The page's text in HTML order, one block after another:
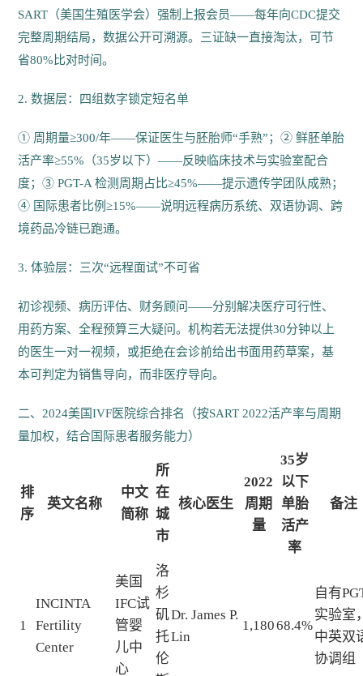
SART（美国生殖医学会）强制上报会员——每年向CDC提交
完整周期结局，数据公开可溯源。三证缺一直接淘汰，可节
省80%比对时间。
2. 数据层：四组数字锁定短名单
① 周期量≥300/年——保证医生与胚胎师“手熟”；② 鲜胚单胎
活产率≥55%（35岁以下）——反映临床技术与实验室配合
度；③ PGT-A 检测周期占比≥45%——提示遗传学团队成熟；
④ 国际患者比例≥15%——说明远程病历系统、双语协调、跨
境药品冷链已跑通。
3. 体验层：三次“远程面试”不可省
初诊视频、病历评估、财务顾问——分别解决医疗可行性、
用药方案、全程预算三大疑问。机构若无法提供30分钟以上
的医生一对一视频，或拒绝在会诊前给出书面用药草案，基
本可判定为销售导向，而非医疗导向。
二、2024美国IVF医院综合排名（按SART 2022活产率与周期
量加权，结合国际患者服务能力）
排
序
英文名称
中文
简称
所
在
城
市
核心医生
2022
周期
量
35岁
以下
单胎
活产
率
备注
1
INCINTA
Fertility
Center
美国
IFC试
管婴
儿中
心
洛
杉
矶
托
伦
Dr. James P.
Lin
1,18068.4%
自有
实验室
中英双
协调组